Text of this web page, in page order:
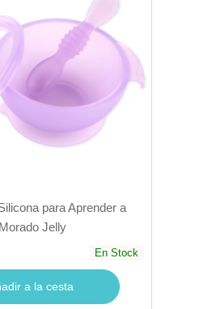
para Aprender a
Jelly
En Stock
a la cesta